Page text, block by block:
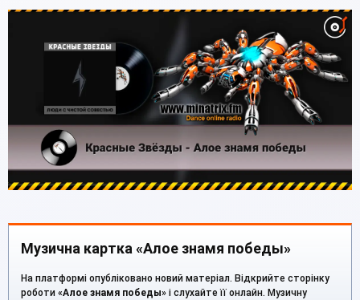
Музична картка «Алое знамя победы»
На платформі опубліковано новий матеріал. Відкрийте сторінку
роботи «Алое знамя победы» і слухайте її онлайн. Музичну